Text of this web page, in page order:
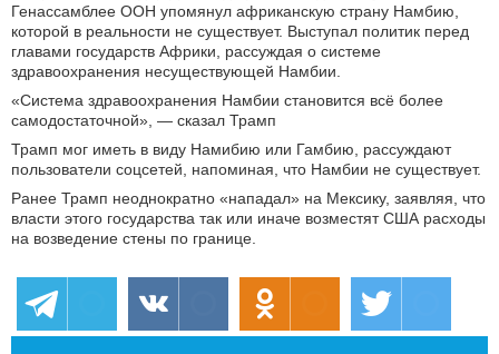
ЭГОИЗМ
БЛОГ
Генассамблее ООН упомянул африканскую страну Намбию,
которой в реальности не существует. Выступал политик перед
главами государств Африки, рассуждая о системе
здравоохранения несуществующей Намбии.
«Система здравоохранения Намбии становится всё более
самодостаточной», — сказал Трамп
Трамп мог иметь в виду Намибию или Гамбию, рассуждают
пользователи соцсетей, напоминая, что Намбии не существует.
Ранее Трамп неоднократно «нападал» на Мексику, заявляя, что
власти этого государства так или иначе возместят США расходы
на возведение стены по границе.